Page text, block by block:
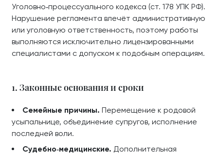
Уголовно‑процессуального кодекса (ст. 178 УПК РФ).
Нарушение регламента влечёт административную
или уголовную ответственность, поэтому работы
выполняются исключительно лицензированными
специалистами с допуском к подобным операциям.
1. Законные основания и сроки
Семейные причины. Перемещение к родовой
усыпальнице, объединение супругов, исполнение
последней воли.
Судебно‑медицинские. Дополнительная